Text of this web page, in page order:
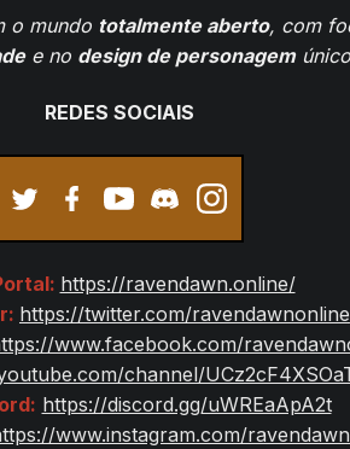
o mundo totalmente aberto, com
e no design de personagem
REDES SOCIAIS
https://ravendawn.online/
https://twitter.com/ravendawnonline
www.facebook.com/
channel/
https://discord.gg/uWREaApA2t
www.instagram.com/